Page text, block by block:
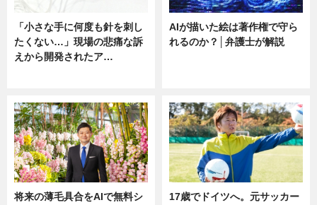
「小さな手に何度も針を刺し
たくない…」現場の悲痛な訴
えから開発されたア…
AIが描いた絵は著作権で守ら
れるのか？│弁護士が解説
将来の薄毛具合をAIで無料シ
17歳でドイツへ。元サッカー